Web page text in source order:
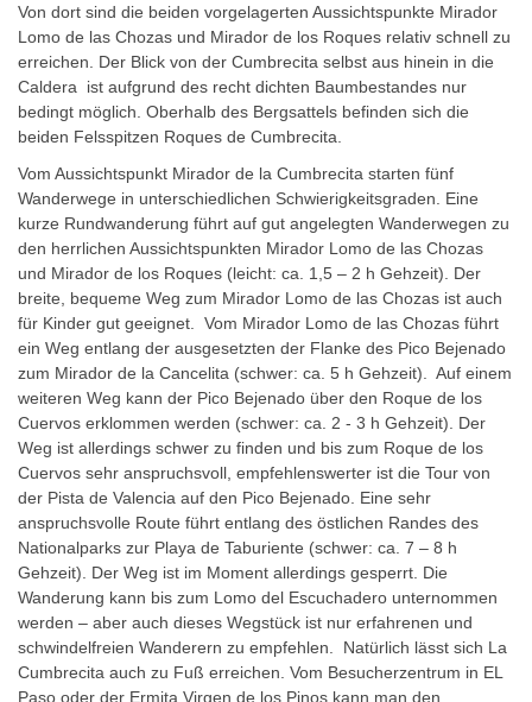
Von dort sind die beiden vorgelagerten Aussichtspunkte Mirador
Lomo de las Chozas und Mirador de los Roques relativ schnell zu
erreichen. Der Blick von der Cumbrecita selbst aus hinein in die
Caldera ist aufgrund des recht dichten Baumbestandes nur
bedingt möglich. Oberhalb des Bergsattels befinden sich die
beiden Felsspitzen Roques de Cumbrecita.
Vom Aussichtspunkt Mirador de la Cumbrecita starten fünf
Wanderwege in unterschiedlichen Schwierigkeitsgraden. Eine
kurze Rundwanderung führt auf gut angelegten Wanderwegen zu
den herrlichen Aussichtspunkten Mirador Lomo de las Chozas
und Mirador de los Roques (leicht: ca. 1,5 – 2 h Gehzeit). Der
breite, bequeme Weg zum Mirador Lomo de las Chozas ist auch
für Kinder gut geeignet. Vom Mirador Lomo de las Chozas führt
ein Weg entlang der ausgesetzten der Flanke des Pico Bejenado
zum Mirador de la Cancelita (schwer: ca. 5 h Gehzeit). Auf einem
weiteren Weg kann der Pico Bejenado über den Roque de los
Cuervos erklommen werden (schwer: ca. 2 - 3 h Gehzeit). Der
Weg ist allerdings schwer zu finden und bis zum Roque de los
Cuervos sehr anspruchsvoll, empfehlenswerter ist die Tour von
der Pista de Valencia auf den Pico Bejenado. Eine sehr
anspruchsvolle Route führt entlang des östlichen Randes des
Nationalparks zur Playa de Taburiente (schwer: ca. 7 – 8 h
Gehzeit). Der Weg ist im Moment allerdings gesperrt. Die
Wanderung kann bis zum Lomo del Escuchadero unternommen
werden – aber auch dieses Wegstück ist nur erfahrenen und
schwindelfreien Wanderern zu empfehlen. Natürlich lässt sich La
Cumbrecita auch zu Fuß erreichen. Vom Besucherzentrum in EL
Paso oder der Ermita Virgen de los Pinos kann man den